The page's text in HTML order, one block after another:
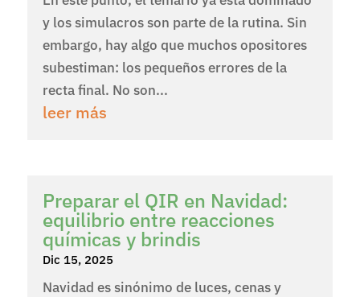
y los simulacros son parte de la rutina. Sin
embargo, hay algo que muchos opositores
subestiman: los pequeños errores de la
recta final. No son...
leer más
Preparar el QIR en Navidad:
equilibrio entre reacciones
químicas y brindis
Dic 15, 2025
Navidad es sinónimo de luces, cenas y